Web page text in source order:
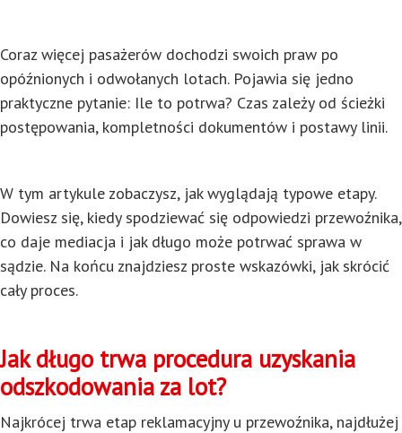
Coraz więcej pasażerów dochodzi swoich praw po
opóźnionych i odwołanych lotach. Pojawia się jedno
praktyczne pytanie: Ile to potrwa? Czas zależy od ścieżki
postępowania, kompletności dokumentów i postawy linii.
W tym artykule zobaczysz, jak wyglądają typowe etapy.
Dowiesz się, kiedy spodziewać się odpowiedzi przewoźnika,
co daje mediacja i jak długo może potrwać sprawa w
sądzie. Na końcu znajdziesz proste wskazówki, jak skrócić
cały proces.
Jak długo trwa procedura uzyskania
odszkodowania za lot?
Najkrócej trwa etap reklamacyjny u przewoźnika, najdłużej